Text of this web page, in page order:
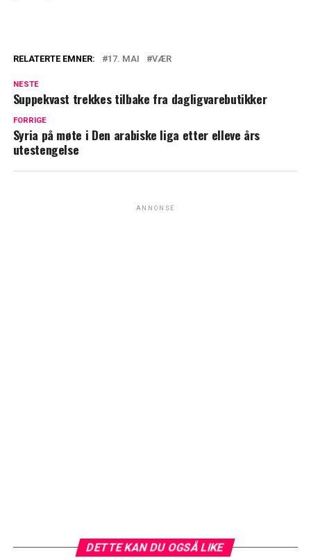
RELATERTE EMNER: 17. MAI VÆR
NESTE
Suppekvast trekkes tilbake fra dagligvarebutikker
FORRIGE
Syria på møte i Den arabiske liga etter elleve års
utestengelse
ANNONSE
DETTE KAN DU OGSÅ LIKE